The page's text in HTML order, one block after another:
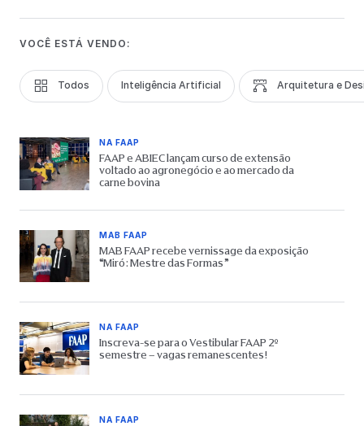
VOCÊ ESTÁ VENDO:
Todos Inteligência Artificial Arquitetura e
NA FAAP
FAAP e ABIEC lançam curso de extensão
voltado ao agronegócio e ao mercado da
carne bovina
MAB FAAP
MAB FAAP recebe vernissage da exposição
“Miró: Mestre das Formas”
NA FAAP
Inscreva-se para o Vestibular FAAP 2º
semestre – vagas remanescentes!
NA FAAP